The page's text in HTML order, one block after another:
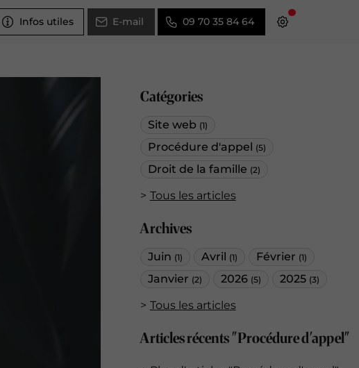
Infos utiles E-mail 09 70 35 84 64
Catégories
Site web (1)
Procédure d'appel (5)
Droit de la famille (2)
Tous les articles
Archives
Juin (1) Avril (1) Février (1)
Janvier (2) 2026 (5) 2025 (3)
Tous les articles
Articles récents "Procédure d'appel"